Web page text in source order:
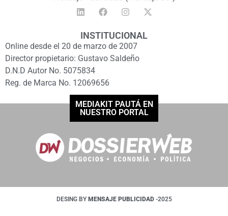
INSTITUCIONAL
Online desde el 20 de marzo de 2007
Director propietario: Gustavo Saldeño
D.N.D Autor No. 5075834
Reg. de Marca No. 12069656
MEDIAKIT PAUTÁ EN
NUESTRO PORTAL
DESING BY MENSAJE PUBLICIDAD -2025